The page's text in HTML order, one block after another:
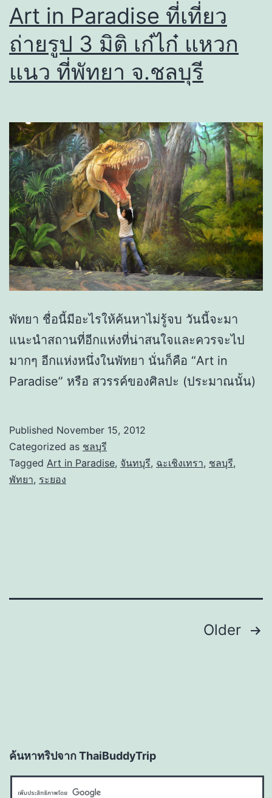
Art in Paradise ที่เที่ยว
ถ่ายรูป 3 มิติ เก๋ไก๋ แหวก
แนว ที่พัทยา จ.ชลบุรี
พัทยา ชื่อนี้มีอะไรให้ค้นหาไม่รู้จบ วันนี้จะมา
แนะนำสถานที่อีกแห่งที่น่าสนใจและควรจะไป
มากๆ อีกแห่งหนึ่งในพัทยา นั่นก็คือ “Art in
Paradise” หรือ สวรรค์ของศิลปะ (ประมาณนั้น)
Published November 15, 2012
Categorized as ชลบุรี
Tagged Art in Paradise, จันทบุรี, ฉะเชิงเทรา, ชลบุรี,
พัทยา, ระยอง
Older
ค้นหาทริปจาก ThaiBuddyTrip